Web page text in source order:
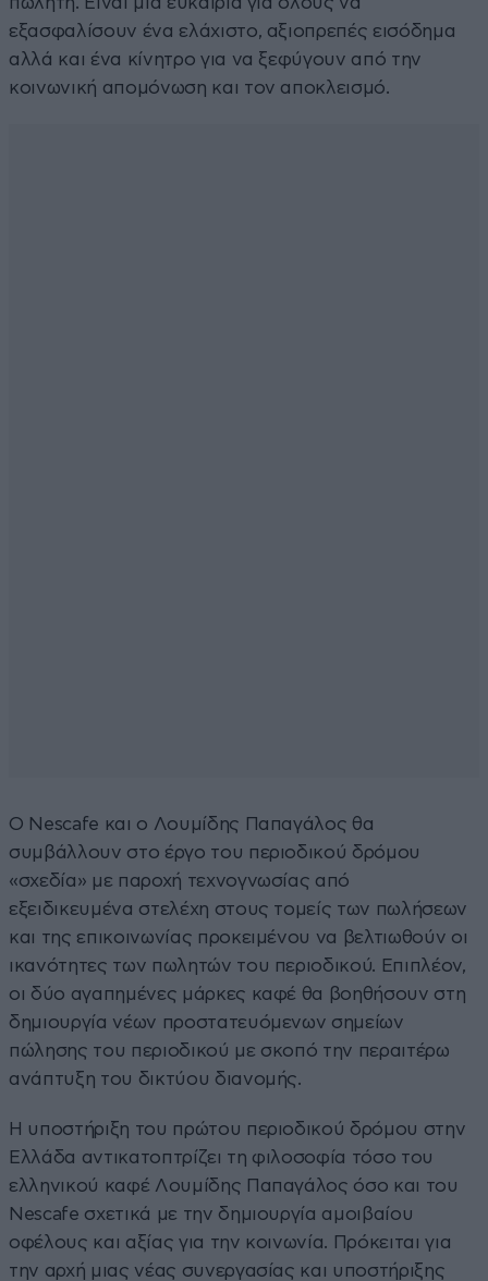
εξασφαλίσουν ένα ελάχιστο, αξιοπρεπές εισόδημα
αλλά και ένα κίνητρο για να ξεφύγουν από την
κοινωνική απομόνωση και τον αποκλεισμό.
Ο Nescafe και ο Λουμίδης Παπαγάλος θα
συμβάλλουν στο έργο του περιοδικού δρόμου
«σχεδία» με παροχή τεχνογνωσίας από
εξειδικευμένα στελέχη στους τομείς των πωλήσεων
και της επικοινωνίας προκειμένου να βελτιωθούν οι
ικανότητες των πωλητών του περιοδικού. Επιπλέον,
οι δύο αγαπημένες μάρκες καφέ θα βοηθήσουν στη
δημιουργία νέων προστατευόμενων σημείων
πώλησης του περιοδικού με σκοπό την περαιτέρω
ανάπτυξη του δικτύου διανομής.
Η υποστήριξη του πρώτου περιοδικού δρόμου στην
Ελλάδα αντικατοπτρίζει τη φιλοσοφία τόσο του
ελληνικού καφέ Λουμίδης Παπαγάλος όσο και του
Nescafe σχετικά με την δημιουργία αμοιβαίου
οφέλους και αξίας για την κοινωνία. Πρόκειται για
την αρχή μιας νέας συνεργασίας και υποστήριξης